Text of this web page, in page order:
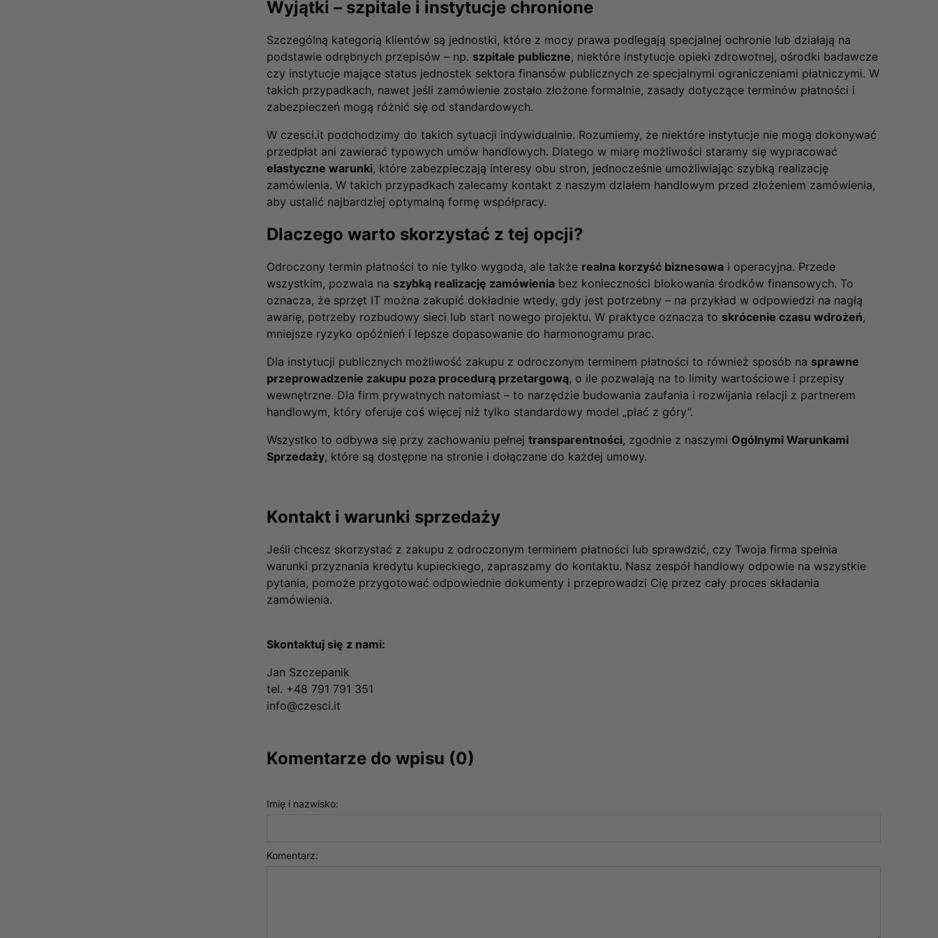
Wyjątki – szpitale i instytucje chronione
Szczególną kategorią klientów są jednostki, które z mocy prawa podlegają specjalnej ochronie lub działają na
podstawie odrębnych przepisów – np. szpitale publiczne, niektóre instytucje opieki zdrowotnej, ośrodki badawcze
czy instytucje mające status jednostek sektora finansów publicznych ze specjalnymi ograniczeniami płatniczymi. W
takich przypadkach, nawet jeśli zamówienie zostało złożone formalnie, zasady dotyczące terminów płatności i
zabezpieczeń mogą różnić się od standardowych.
W czesci.it podchodzimy do takich sytuacji indywidualnie. Rozumiemy, że niektóre instytucje nie mogą dokonywać
przedpłat ani zawierać typowych umów handlowych. Dlatego w miarę możliwości staramy się wypracować
elastyczne warunki, które zabezpieczają interesy obu stron, jednocześnie umożliwiając szybką realizację
zamówienia. W takich przypadkach zalecamy kontakt z naszym działem handlowym przed złożeniem zamówienia,
aby ustalić najbardziej optymalną formę współpracy.
Dlaczego warto skorzystać z tej opcji?
Odroczony termin płatności to nie tylko wygoda, ale także realna korzyść biznesowa i operacyjna. Przede
wszystkim, pozwala na szybką realizację zamówienia bez konieczności blokowania środków finansowych. To
oznacza, że sprzęt IT można zakupić dokładnie wtedy, gdy jest potrzebny – na przykład w odpowiedzi na nagłą
awarię, potrzeby rozbudowy sieci lub start nowego projektu. W praktyce oznacza to skrócenie czasu wdrożeń,
mniejsze ryzyko opóźnień i lepsze dopasowanie do harmonogramu prac.
Dla instytucji publicznych możliwość zakupu z odroczonym terminem płatności to również sposób na sprawne
przeprowadzenie zakupu poza procedurą przetargową, o ile pozwalają na to limity wartościowe i przepisy
wewnętrzne. Dla firm prywatnych natomiast – to narzędzie budowania zaufania i rozwijania relacji z partnerem
handlowym, który oferuje coś więcej niż tylko standardowy model „płać z góry”.
Wszystko to odbywa się przy zachowaniu pełnej transparentności, zgodnie z naszymi Ogólnymi Warunkami
Sprzedaży, które są dostępne na stronie i dołączane do każdej umowy.
Kontakt i warunki sprzedaży
Jeśli chcesz skorzystać z zakupu z odroczonym terminem płatności lub sprawdzić, czy Twoja firma spełnia
warunki przyznania kredytu kupieckiego, zapraszamy do kontaktu. Nasz zespół handlowy odpowie na wszystkie
pytania, pomoże przygotować odpowiednie dokumenty i przeprowadzi Cię przez cały proces składania
zamówienia.
Skontaktuj się z nami:
Jan Szczepanik
tel. +48 791 791 351
info@czesci.it
Komentarze do wpisu (0)
Imię i nazwisko:
Komentarz: